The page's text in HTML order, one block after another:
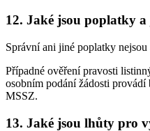
12. Jaké jsou poplatky
Správní ani jiné poplatky nejsou
Případné ověření pravosti
osobním podání žádosti
MSSZ.
13. Jaké jsou lhůty pro